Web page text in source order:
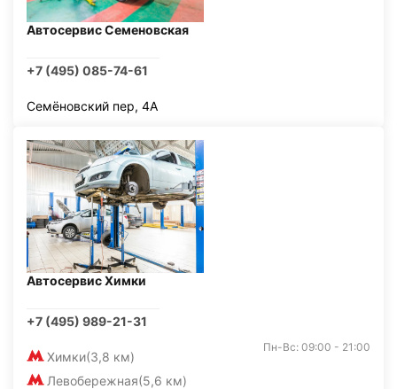
Автосервис Семеновская
+7 (495) 085-74-61
Семёновский пер, 4А
Автосервис Химки
+7 (495) 989-21-31
Химки(3,8 км)
Левобережная(5,6 км)
Пн-Вс: 09:00 - 21:00